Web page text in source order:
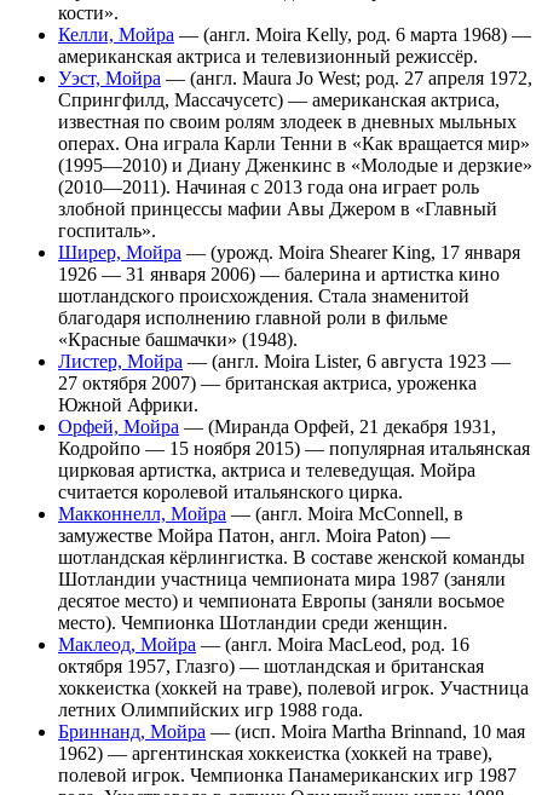
кости».
Келли, Мойра — (англ. Moira Kelly, род. 6 марта 1968) —
американская актриса и телевизионный режиссёр.
Уэст, Мойра — (англ. Maura Jo West; род. 27 апреля 1972,
Спрингфилд, Массачусетс) — американская актриса,
известная по своим ролям злодеек в дневных мыльных
операх. Она играла Карли Тенни в «Как вращается мир»
(1995—2010) и Диану Дженкинс в «Молодые и дерзкие»
(2010—2011). Начиная с 2013 года она играет роль
злобной принцессы мафии Авы Джером в «Главный
госпиталь».
Ширер, Мойра — (урожд. Moira Shearer King, 17 января
1926 — 31 января 2006) — балерина и артистка кино
шотландского происхождения. Стала знаменитой
благодаря исполнению главной роли в фильме
«Красные башмачки» (1948).
Листер, Мойра — (англ. Moira Lister, 6 августа 1923 —
27 октября 2007) — британская актриса, уроженка
Южной Африки.
Орфей, Мойра — (Миранда Орфей, 21 декабря 1931,
Кодройпо — 15 ноября 2015) — популярная итальянская
цирковая артистка, актриса и телеведущая. Мойра
считается королевой итальянского цирка.
Макконнелл, Мойра — (англ. Moira McConnell, в
замужестве Мойра Патон, англ. Moira Paton) —
шотландская кёрлингистка. В составе женской команды
Шотландии участница чемпионата мира 1987 (заняли
десятое место) и чемпионата Европы (заняли восьмое
место). Чемпионка Шотландии среди женщин.
Маклеод, Мойра — (англ. Moira MacLeod, род. 16
октября 1957, Глазго) — шотландская и британская
хоккеистка (хоккей на траве), полевой игрок. Участница
летних Олимпийских игр 1988 года.
Бриннанд, Мойра — (исп. Moira Martha Brinnand, 10 мая
1962) — аргентинская хоккеистка (хоккей на траве),
полевой игрок. Чемпионка Панамериканских игр 1987